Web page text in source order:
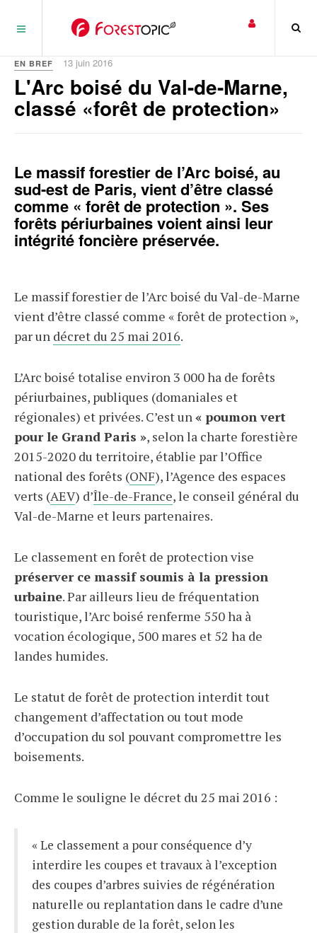
EN BREF 13 juin 2016
L'Arc boisé du Val-de-Marne,
classé «forêt de protection»
Le massif forestier de l’Arc boisé, au
sud-est de Paris, vient d’être classé
comme « forêt de protection ». Ses
forêts périurbaines voient ainsi leur
intégrité foncière préservée.
Le massif forestier de l’Arc boisé du Val-de-Marne
vient d’être classé comme « forêt de protection »,
par un décret du 25 mai 2016.
L’Arc boisé totalise environ 3 000 ha de forêts
périurbaines, publiques (domaniales et
régionales) et privées. C’est un« poumon vert
pour le Grand Paris », selon la charte forestière
2015-2020 du territoire, établie par l’Office
national des forêts (ONF), l’Agence des espaces
verts (AEV) d’Île-de-France, le conseil général du
Val-de-Marne et leurs partenaires.
Le classement en forêt de protection vise
préserver ce massif soumis à la pression
urbaine. Par ailleurs lieu de fréquentation
touristique, l’Arc boisé renferme 550 ha à
vocation écologique, 500 mares et 52 ha de
landes humides.
Le statut de forêt de protection interdit tout
changement d’affectation ou tout mode
d’occupation du sol pouvant compromettre les
boisements.
Comme le souligne le décret du 25 mai 2016 :
« Le classement a pour conséquence d’y
interdire les coupes et travaux à l’exception
des coupes d’arbres suivies de régénération
naturelle ou replantation dans le cadre d’une
gestion durable de la forêt, selon les